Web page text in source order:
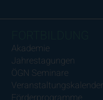
Akademie
Jahrestagungen
ÖGN Seminare
Veranstaltungskalender